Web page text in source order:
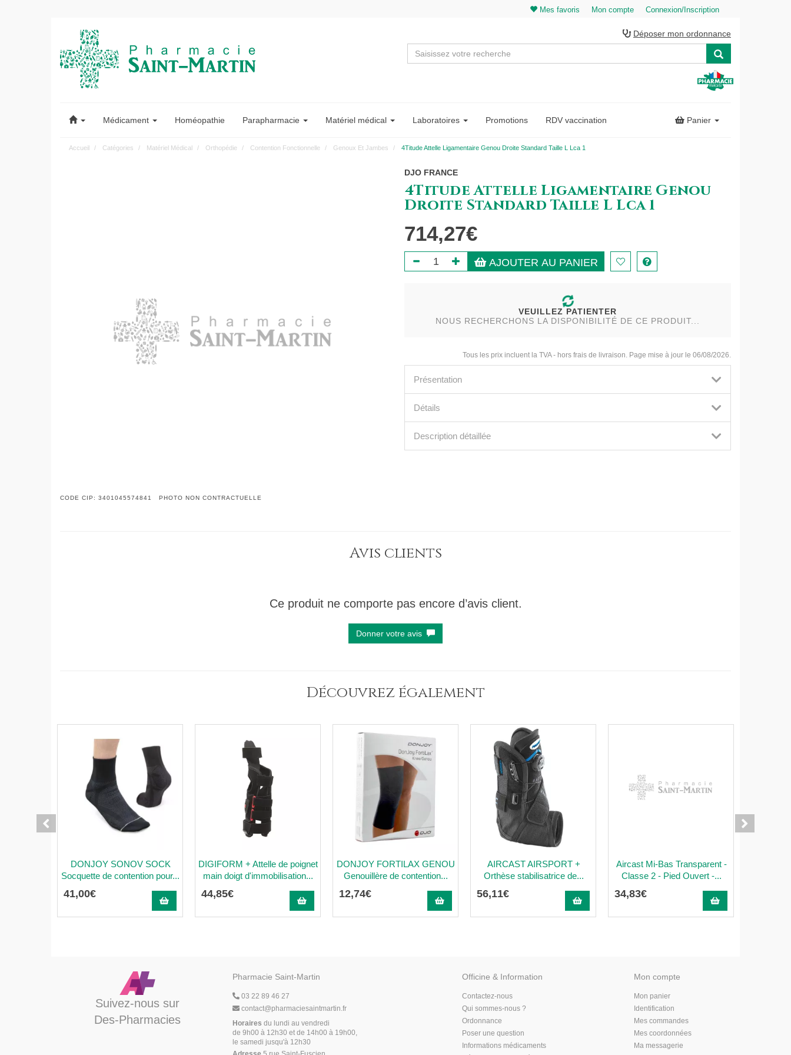
Mes favoris Mon compte Connexion/Inscription
Saint-
Martin
Déposer mon ordonnance
Médicament Homéopathie Parapharmacie Matériel médical Laboratoires Promotions RDV vaccination Panier
Accueil Catégories Matériel Médical Orthopédie Contention Fonctionnelle Genoux Et Jambes 4Titude Attelle Ligamentaire Genou Droite Standard Taille L Lca 1
CODE CIP: 3401045574841 PHOTO NON CONTRACTUELLE
DJO FRANCE
4Titude Attelle Ligamentaire Genou
Droite Standard Taille L Lca 1
714,27€
AJOUTER AU PANIER
VEUILLEZ PATIENTER
NOUS RECHERCHONS LA DISPONIBILITÉ DE CE PRODUIT...
Tous les prix incluent la TVA - hors frais de livraison. Page mise à jour le 06/08/2026.
Présentation
Détails
Description détaillée
Avis clients
Ce produit ne comporte pas encore d’avis client.
Donner votre avis
Découvrez également
DONJOY SONOV SOCK
Socquette de contention pour...
41,00€
DIGIFORM + Attelle de poignet
main doigt d'immobilisation...
44,85€
DONJOY FORTILAX GENOU
Genouillère de contention...
12,74€
AIRCAST AIRSPORT +
Orthèse stabilisatrice de...
56,11€
Aircast Mi-Bas Transparent -
Classe 2 - Pied Ouvert -...
34,83€
Suivez-nous sur
Des-Pharmacies
Pharmacie Saint-Martin
03 22 89 46 27
contact@pharmaciesaintmartin.fr
Horaires du lundi au vendredi
de 9h00 à 12h30 et de 14h00 à 19h00,
le samedi jusqu'à 12h30
Officine & Information
Contactez-nous
Qui sommes-nous ?
Ordonnance
Poser une question
Informations médicaments
Mon compte
Mon panier
Identification
Mes commandes
Mes coordonnées
Ma messagerie